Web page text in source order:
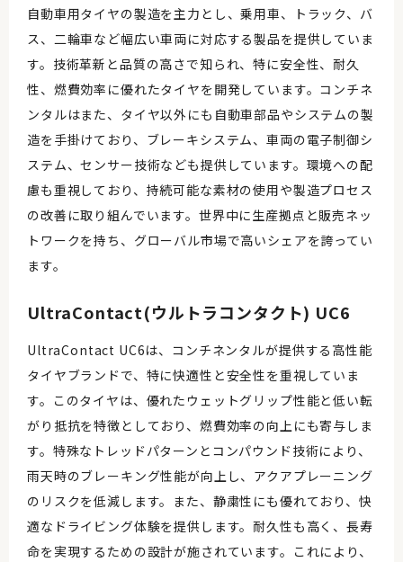
自動車用タイヤの製造を主力とし、乗用車、トラック、バ
ス、二輪車など幅広い車両に対応する製品を提供していま
す。技術革新と品質の高さで知られ、特に安全性、耐久
性、燃費効率に優れたタイヤを開発しています。コンチネ
ンタルはまた、タイヤ以外にも自動車部品やシステムの製
造を手掛けており、ブレーキシステム、車両の電子制御シ
ステム、センサー技術なども提供しています。環境への配
慮も重視しており、持続可能な素材の使用や製造プロセス
の改善に取り組んでいます。世界中に生産拠点と販売ネッ
トワークを持ち、グローバル市場で高いシェアを誇ってい
ます。
UltraContact(ウルトラコンタクト) UC6
UltraContact UC6は、コンチネンタルが提供する高性能
タイヤブランドで、特に快適性と安全性を重視していま
す。このタイヤは、優れたウェットグリップ性能と低い転
がり抵抗を特徴としており、燃費効率の向上にも寄与しま
す。特殊なトレッドパターンとコンパウンド技術により、
雨天時のブレーキング性能が向上し、アクアプレーニング
のリスクを低減します。また、静粛性にも優れており、快
適なドライビング体験を提供します。耐久性も高く、長寿
命を実現するための設計が施されています。これにより、